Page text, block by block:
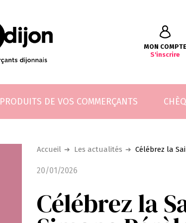
MON COMPTE
S'inscrire
PRODUITS DE VOS COMMERÇANTS
Accueil Les actualités Célébrez la
20/01/2026
Célébrez la